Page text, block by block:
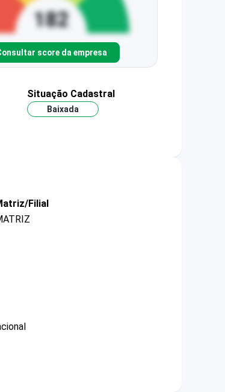
score da empresa
Situação Cadastral
Baixada
Filial